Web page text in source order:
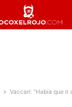
Vaccari: “Había que ir